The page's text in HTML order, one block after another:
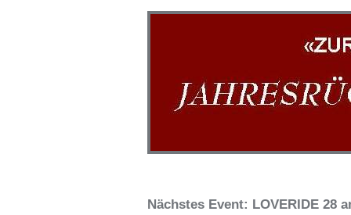
Nächstes Event: LOVERIDE 28